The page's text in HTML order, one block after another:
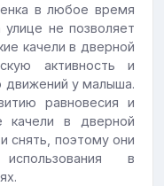
в любое время
не позволяет
качели в дверной
активность и
движений у малыша.
равновесия и
качели в дверной
снять, поэтому они
в